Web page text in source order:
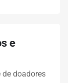
e
doadores